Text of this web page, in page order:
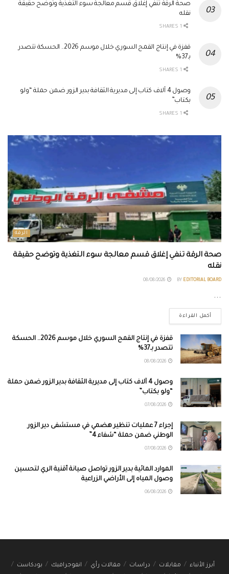
صحة الرقة تنفي إغلاق قسم معالجة سوء التغذية وتوضح حقيقة
نقله
قفزة في إنتاج القمح السوري خلال موسم 2026.. الحسكة تتصدر
بـ37%
وصول 4 آلاف كتاب إلى مديرية الثقافة بدير الزور ضمن حملة “ولو
بكتاب”
الرقة
صحة الرقة تنفي إغلاق قسم معالجة سوء التغذية وتوضح حقيقة
نقله
BY EDITORIAL BOARD
...
أكمل القراءة
قفزة في إنتاج القمح السوري خلال موسم 2026.. الحسكة
تتصدر بـ37%
وصول 4 آلاف كتاب إلى مديرية الثقافة بدير الزور ضمن حملة
“ولو بكتاب”
إجراء 7 عمليات تنظير هضمي في مستشفى دير الزور
الوطني ضمن حملة “شفاء 4”
الموارد المائية بدير الزور تواصل صيانة أقنية الري لتحسين
وصول المياه إلى الأراضي الزراعية
أبرز الأنباء مقابلات دراسات مقالات رأي انفوجرافيك بودكاست